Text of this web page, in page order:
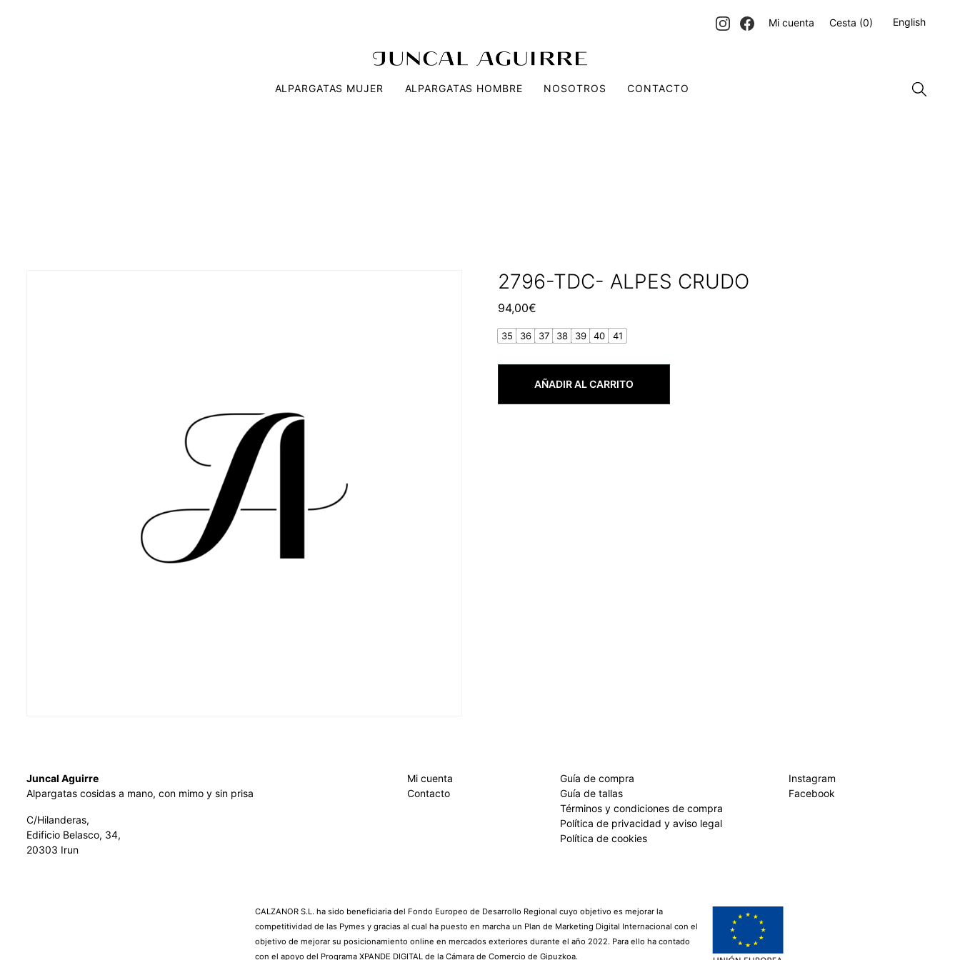
Mi cuenta Cesta (0) English
ALPARGATAS MUJER ALPARGATAS HOMBRE NOSOTROS CONTACTO
2796-TDC- ALPES CRUDO
94,00€
35 36 37 38 39 40 41
AÑADIR AL CARRITO
Juncal Aguirre
Alpargatas cosidas a mano, con mimo y sin prisa
C/Hilanderas,
Edificio Belasco, 34,
20303 Irun
Mi cuenta
Contacto
Guía de compra
Guía de tallas
Términos y condiciones de compra
Política de privacidad y aviso legal
Política de cookies
Instagram
Facebook
CALZANOR S.L. ha sido beneficiaria del Fondo Europeo de Desarrollo Regional cuyo objetivo es mejorar la
competitividad de las Pymes y gracias al cual ha puesto en marcha un Plan de Marketing Digital Internacional con el
objetivo de mejorar su posicionamiento online en mercados exteriores durante el año 2022. Para ello ha contado
con el apoyo del Programa XPANDE DIGITAL de la Cámara de Comercio de Gipuzkoa.